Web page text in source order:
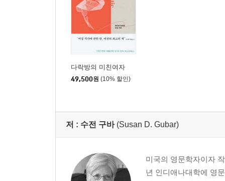
다락방의 미친여자
49,500원 (10% 할인)
저 : 수전 구바 (Susan D. Gubar)
미국의 영문학자이자
년 인디애나대학에 영